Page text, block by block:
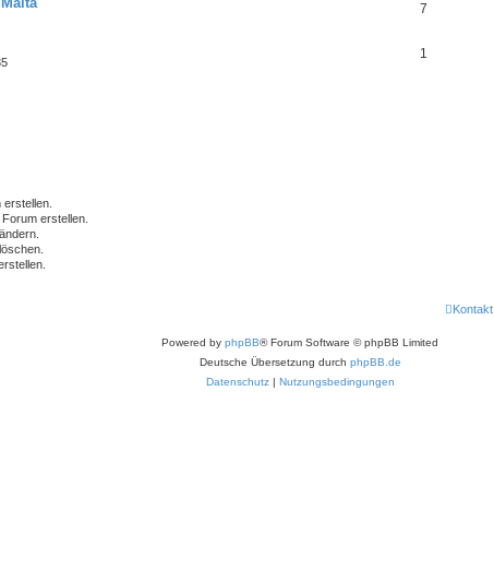
7
1
erstellen.
ändern.
löschen.
Kontakt
Powered by phpBB® Forum Software © phpBB Limited
Deutsche Übersetzung durch phpBB.de
Datenschutz| Nutzungsbedingungen